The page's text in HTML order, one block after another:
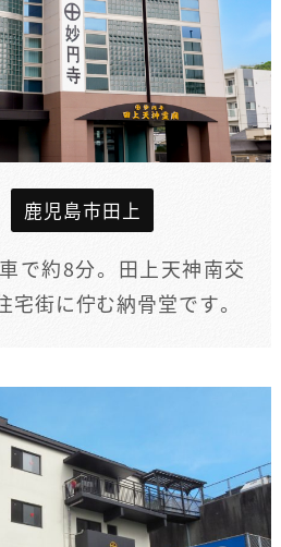
鹿児島市田上
で約8分。田上天神南交
街に佇む納骨堂です。